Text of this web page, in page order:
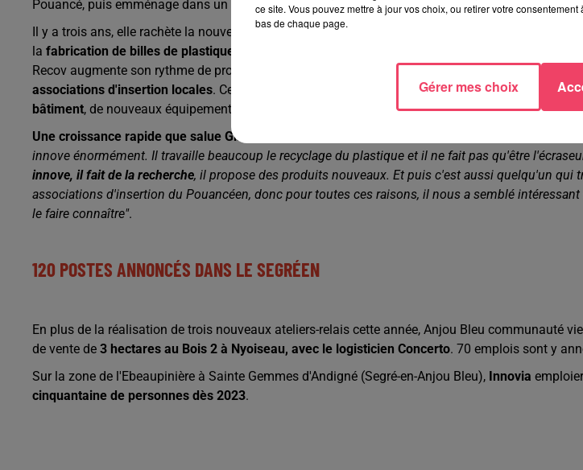
Pouancé, puis emménage dans un bâtiment privé plus grand, à Chazé-Henry.
Il y a trois ans, elle rachète la nouvelle usine construite par ABC pour son retour à Pouancé, zone
la fabrication de billes de plastique recyclé
Recov augmente son rythme de production en embauchant 7 salariés supplémentaires.Elle
associations d'insertion locales. Cette année, l'entreprise réalise les
phases 2 et 3 de son
bâtiment, de nouveaux équipements, et 5 nouveaux emplois en perspective.
Une croissance rapide que salue Gilles Grimaud
innove énormément. Il travaille beaucoup le recyclage du plastique et il ne fait pas qu'être
innove, il fait de la recherche, il propose des produits nouveaux. Et puis c'est aussi quelqu'un qui
associations d'insertion du Pouancéen, donc pour toutes ces raisons, il nous a semblé
le faire connaître".
120 POSTES ANNONCÉS DANS LE SEGRÉEN
En plus de la réalisation de trois nouveaux ateliers-relais cette année, Anjou Bleu communauté
de vente de 3 hectares au Bois 2 à Nyoiseau, avec le logisticien Concerto. 70 emplois sont y
Sur la zone de l'Ebeaupinière à Sainte Gemmes d'Andigné (Segré-en-Anjou Bleu), Innovia
cinquantaine de personnes dès 2023.
ce site. Vous pouvez mettre à jour vos choix, ou retirer votre
bas de chaque page.
Gérer mes choix